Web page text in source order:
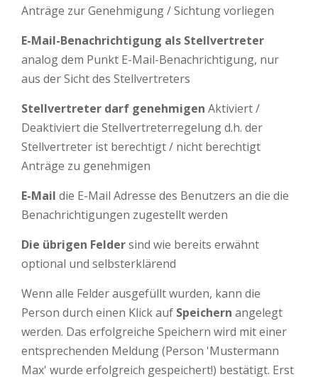
Anträge zur Genehmigung / Sichtung vorliegen
E-Mail-Benachrichtigung als Stellvertreter
analog dem Punkt E-Mail-Benachrichtigung, nur
aus der Sicht des Stellvertreters
Stellvertreter darf genehmigen Aktiviert /
Deaktiviert die Stellvertreterregelung d.h. der
Stellvertreter ist berechtigt / nicht berechtigt
Anträge zu genehmigen
E-Mail die E-Mail Adresse des Benutzers an die die
Benachrichtigungen zugestellt werden
Die übrigen Feldersind wie bereits erwähnt
optional und selbsterklärend
Wenn alle Felder ausgefüllt wurden, kann die
Person durch einen Klick auf Speichern angelegt
werden. Das erfolgreiche Speichern wird mit einer
entsprechenden Meldung (Person 'Mustermann
Max' wurde erfolgreich gespeichert!) bestätigt. Erst